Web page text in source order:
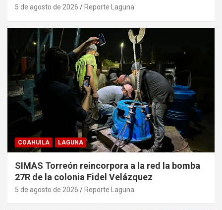
5 de agosto de 2026 Reporte Laguna
COAHUILA LAGUNA
SIMAS Torreón reincorpora a la red la bomba
27R de la colonia Fidel Velázquez
5 de agosto de 2026 Reporte Laguna